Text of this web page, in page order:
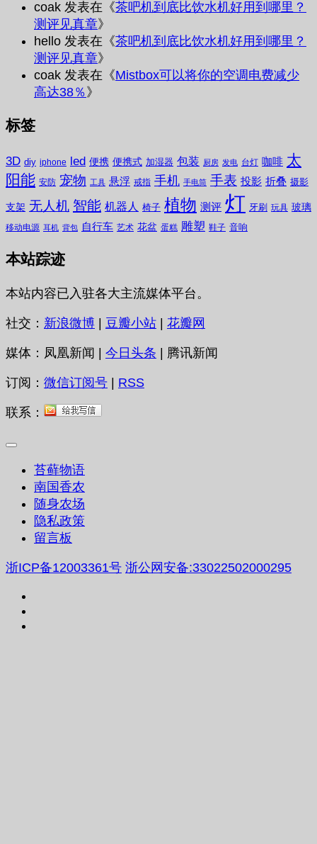
coak 发表在《茶吧机到底比饮水机好用到哪里？
测评见真章》
hello 发表在《茶吧机到底比饮水机好用到哪里？
测评见真章》
coak 发表在《Mistbox可以将你的空调电费减少
高达38％ 》
标签
3D diy iphone led 便携 便携式 加湿器 包装 厨房 发电 台灯 咖啡 太
阳能 安防 宠物 工具 悬浮 戒指 手机 手电筒 手表 投影 折叠 摄影
支架 无人机 智能 机器人 椅子 植物 测评 灯 牙刷 玩具 玻璃
移动电源 耳机 背包 自行车 艺术 花盆 蛋糕 雕塑 鞋子 音响
本站踪迹
本站内容已入驻各大主流媒体平台。
社交： 新浪微博 | 豆瓣小站 | 花瓣网
媒体：凤凰新闻 | 今日头条 | 腾讯新闻
订阅： 微信订阅号 | RSS
联系：
苔藓物语
南国香农
随身农场
隐私政策
留言板
浙ICP备12003361号 浙公网安备:33022502000295